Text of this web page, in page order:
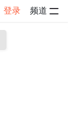
登录 频道